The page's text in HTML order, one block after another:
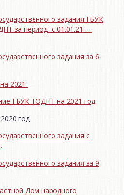
задания ГБУК
за период с 01.01.21 —
задания за 6
2021
ГБУК ТОДНТ на 2021 год
2020 год
задания с
задания за 9
Дом народного